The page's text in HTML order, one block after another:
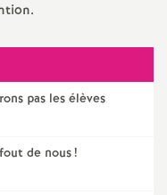
é
a
pas les élèves
de nous!